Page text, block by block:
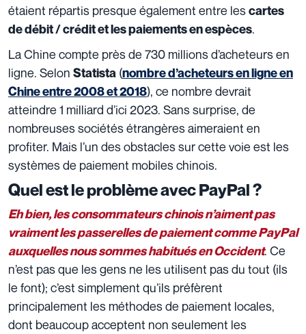
étaient répartis presque également entre lescartes
de débit / crédit et les paiements en espèces.
La Chine compte près de 730 millions d’acheteurs en
ligne. Selon Statista (nombre d’acheteurs en ligne en
Chine entre 2008 et 2018), ce nombre devrait
atteindre 1 milliard d’ici 2023. Sans surprise, de
nombreuses sociétés étrangères aimeraient en
profiter. Mais l’un des obstacles sur cette voie est les
systèmes de paiement mobiles chinois.
Quel est le problème avec PayPal ?
Eh bien, les consommateurs chinois n’aiment pas
vraiment les passerelles de paiement comme PayPal
auxquelles nous sommes habitués en Occident. Ce
n’est pas que les gens ne les utilisent pas du tout (ils
le font); c’est simplement qu’ils préfèrent
principalement les méthodes de paiement locales,
dont beaucoup acceptent non seulement les